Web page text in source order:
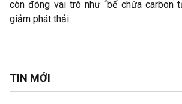
còn đóng vai trò như “bể chứa carbon
giảm phát thải.
TIN MỚI